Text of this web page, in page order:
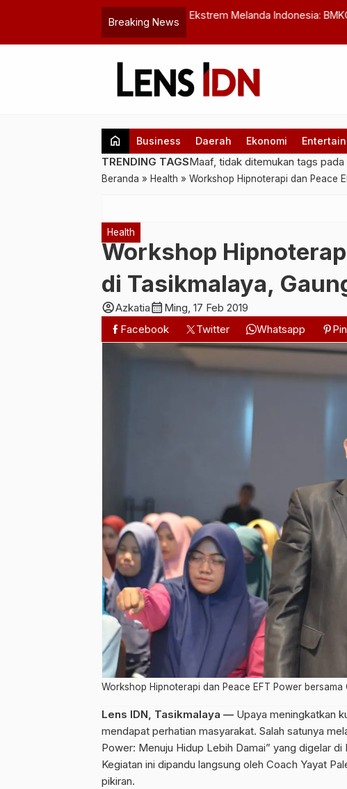
Breaking News
Premier League Investigasi
home Business Daerah Ekonomi
TRENDING TAGSMaaf, tidak ditemukan tags
Beranda » Health » Workshop Hipnoterapi dan Peace
Health
Workshop
di Tasikmalaya,
account_circleAzkatiacalendar_month Ming, 17 Feb 2019
Facebook
Twitter Whatsapp
Workshop Hipnoterapi dan Peace EFT Power
Lens IDN, Tasikmalaya — Upaya meningkatkan
mendapat perhatian masyarakat. Salah satunya
Power: Menuju Hidup Lebih Damai” yang digelar di
Kegiatan ini dipandu langsung oleh Coach Yayat
pikiran.